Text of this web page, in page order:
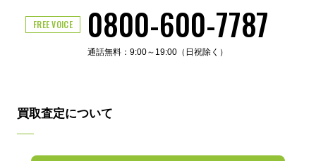
FREE VOICE 0800-600-7787
通話無料：9:00～19:00（日祝除く）
買取査定について